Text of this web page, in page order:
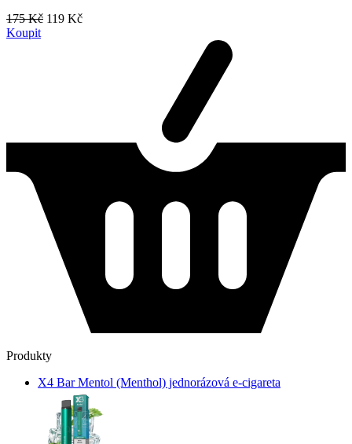
175 Kč 119 Kč
Koupit
Produkty
X4 Bar Mentol (Menthol) jednorázová e-cigareta